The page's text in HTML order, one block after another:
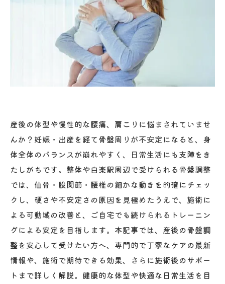
産後の体型や慢性的な腰痛、肩こりに悩まされていませ
んか？妊娠・出産を経て骨盤周りが不安定になると、身
体全体のバランスが崩れやすく、日常生活にも支障をき
たしがちです。整体や白楽駅周辺で受けられる骨盤調整
では、仙骨・股関節・腰椎の細かな動きを的確にチェッ
クし、硬さや不安定さの原因を見極めたうえで、施術に
よる可動域の改善と、ご自宅でも続けられるトレーニン
グによる安定を目指します。本記事では、産後の骨盤調
整を安心して受けたい方へ、専門的で丁寧なケアの最新
情報や、施術で期待できる効果、さらに施術後のサポー
トまで詳しく解説。健康的な体型や快適な日常生活を目